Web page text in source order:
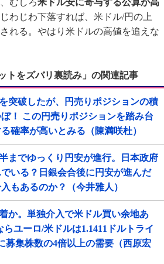
むしろ米ドル安に寄与する公算が高
わじわ下落すれば、米ドル/円の上
れる。やはり米ドルの高値を追えな
トをズバリ裏読み」の関連記事
突破したが、円売りポジションの積
！ この円売りポジションを踏み台
確率が高いとみる（陳満咲杜）
までゆっくり円安が進行。日本政府
いる？日銀会合後に円安が進んだ
もあるのか？（今井雅人）
か。単独介入で米ドル買い余地あ
ユーロ/米ドルは1.1411ドルトライ
募集株数の4倍以上の需要（西原宏